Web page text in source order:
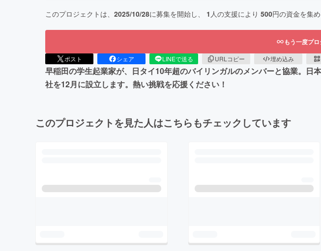
このプロジェクトは、 2025/10/28に募集を開始し、 1 人の支援により 500円の資金を集め
もう一度プ
ポスト シェア LINEで送る URLコピー 埋め込み
早稲田の学生起業家が、日タイ10年超のバイリンガルのメンバーと協業。
社を12月に設立します。熱い挑戦を応援ください！
このプロジェクトを見た人はこちらもチェックしています